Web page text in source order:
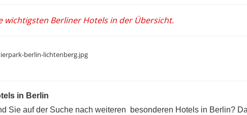
wichtigsten Berliner Hotels in der Übersicht.
in Berlin
Sie auf der Suche nach weiteren besonderen Hotels in Berlin?